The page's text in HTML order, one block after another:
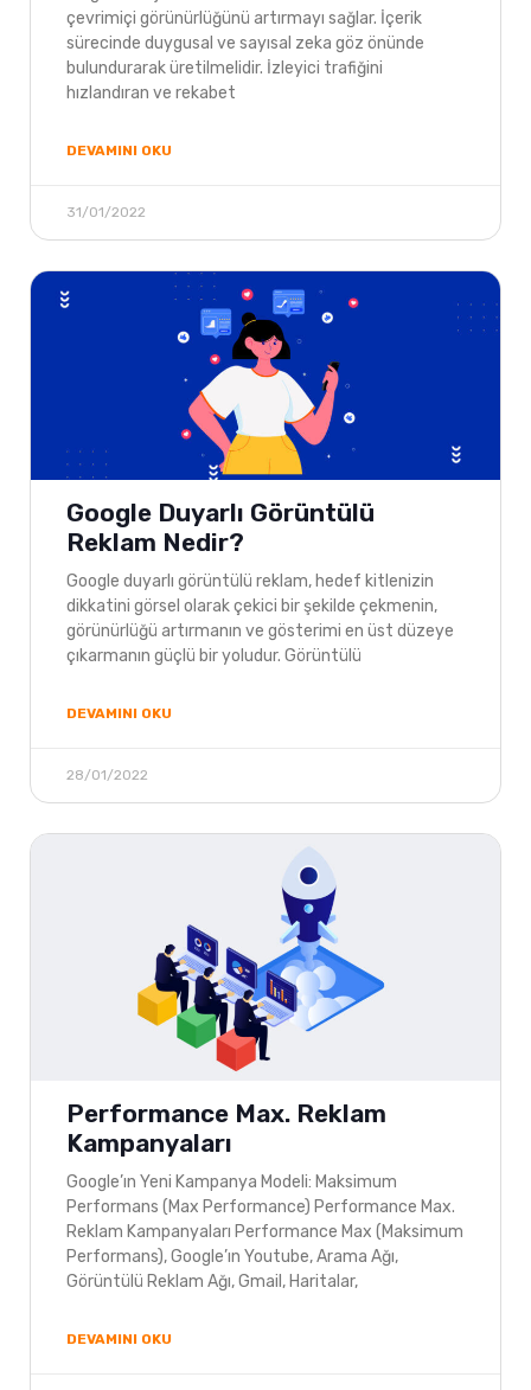
çevrimiçi görünürlüğünü artırmayı sağlar. İçerik
sürecinde duygusal ve sayısal zeka göz önünde
bulundurarak üretilmelidir. İzleyici trafiğini
hızlandıran ve rekabet
DEVAMINI OKU
31/01/2022
Google Duyarlı Görüntülü
Reklam Nedir?
Google duyarlı görüntülü reklam, hedef kitlenizin
dikkatini görsel olarak çekici bir şekilde çekmenin,
görünürlüğü artırmanın ve gösterimi en üst düzeye
çıkarmanın güçlü bir yoludur. Görüntülü
DEVAMINI OKU
28/01/2022
Performance Max. Reklam
Kampanyaları
Google’ın Yeni Kampanya Modeli: Maksimum
Performans (Max Performance) Performance Max.
Reklam Kampanyaları Performance Max (Maksimum
Performans), Google’ın Youtube, Arama Ağı,
Görüntülü Reklam Ağı, Gmail, Haritalar,
DEVAMINI OKU